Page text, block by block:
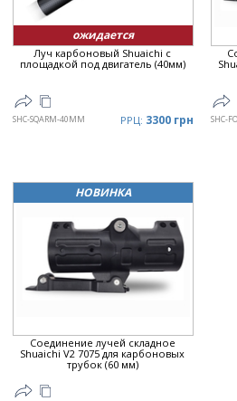
ожидается
Луч карбоновый Shuaichi с
площадкой под двигатель (40мм)
SHC-SQARM-40MM РРЦ: 3300 грн
НОВИНКА
Соединение лучей складное
Shuaichi V2 7075 для карбоновых
трубок (60 мм)